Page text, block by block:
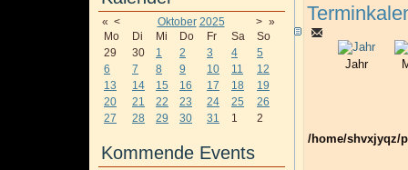
« < Oktober 2025 > »
Mo
Di Mi Do Fr Sa
So
29
30 1 2 3 4
5
6
7 8 9 10 11
12
13
14 15 16 17 18
19
20
21 22 23 24 25
26
27
28 29 30 31 1 2
Kommende Events
Jahr
/home/shvxjyqz/